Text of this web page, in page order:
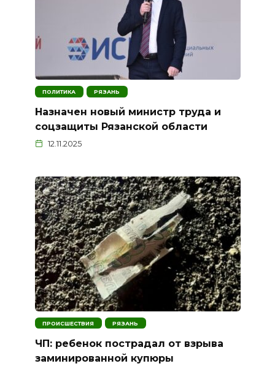
ПОЛИТИКА РЯЗАНЬ
Назначен новый министр труда и
соцзащиты Рязанской области
12.11.2025
ПРОИСШЕСТВИЯ РЯЗАНЬ
ЧП: ребенок пострадал от взрыва
заминированной купюры